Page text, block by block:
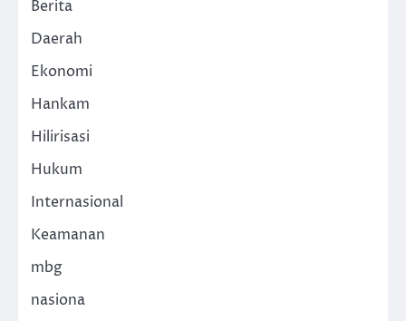
Berita
Daerah
Ekonomi
Hankam
Hilirisasi
Hukum
Internasional
Keamanan
mbg
nasiona